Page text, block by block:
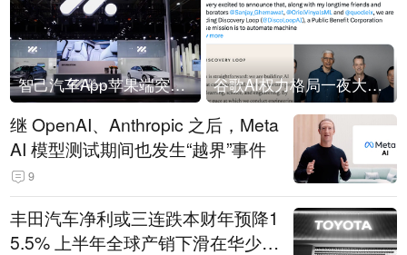
智己汽车App苹果端突然“下架” 谷歌AI权力格局一夜大洗牌
继 OpenAI、Anthropic 之后，Meta
AI 模型测试期间也发生“越界”事件
9
丰田汽车净利或三连跌本财年预降1
5.5% 上半年全球产销下滑在华少卖